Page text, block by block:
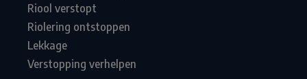
Riool verstopt
Riolering ontstoppen
Lekkage
Verstopping verhelpen